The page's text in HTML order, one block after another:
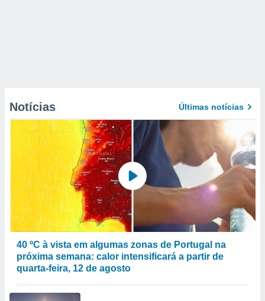
Notícias Últimas notícias
40 ºC à vista em algumas zonas de Portugal na
próxima semana: calor intensificará a partir de
quarta-feira, 12 de agosto